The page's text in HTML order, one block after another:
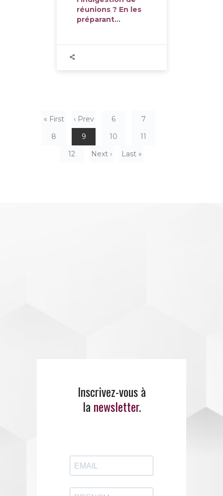
réunions ? En les
préparant…
« First ‹ Prev 6
7
8
9 10
11
12
Next › Last »
Inscrivez-vous à
lanewsletter.